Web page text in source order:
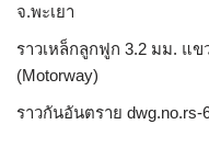
จ.พะเยา
ราวเหล็กลูกฟูก 3.2 มม. แข
(Motorway)
ราวกันอันตราย